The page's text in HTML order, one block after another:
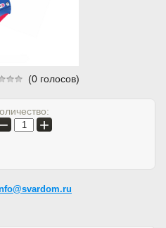
(0 голосов)
− +